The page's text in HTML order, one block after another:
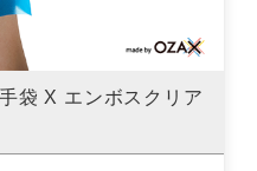
袋 X エンボスクリア